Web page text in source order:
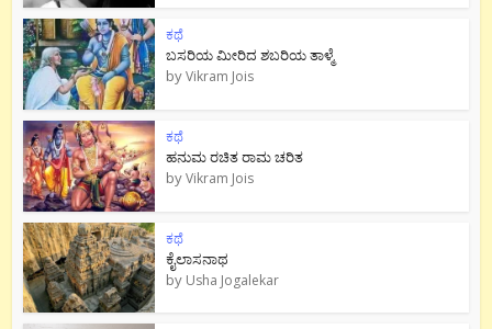
ಕಥೆ
ಬಸರಿಯ ಮೀರಿದ ಶಬರಿಯ ತಾಳ್ಮೆ
byVikram Jois
ಕಥೆ
ಹನುಮ ರಚಿತ ರಾಮ‌ ಚರಿತ
byVikram Jois
ಕಥೆ
ಕೈಲಾಸನಾಥ
by Usha Jogalekar